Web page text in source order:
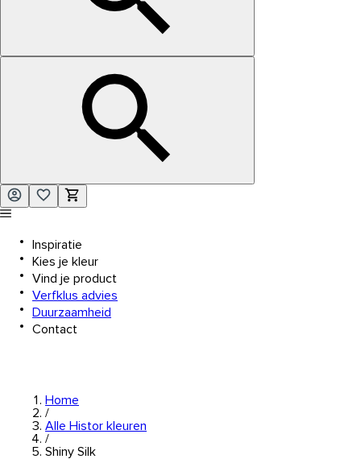
Inspiratie
Kies je kleur
Vind je product
Verfklus advies
Duurzaamheid
Contact
Home
/
Alle Histor kleuren
/
Shiny Silk